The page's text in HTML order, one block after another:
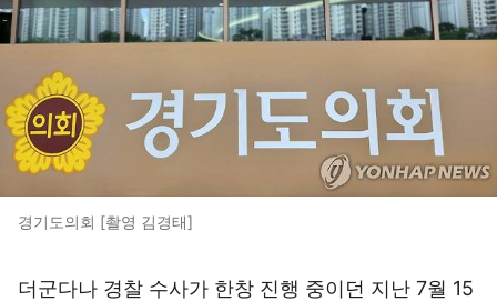
경기도의회 [촬영 김경태]
더군다나 경찰 수사가 한창 진행 중이던 지난 7월 15